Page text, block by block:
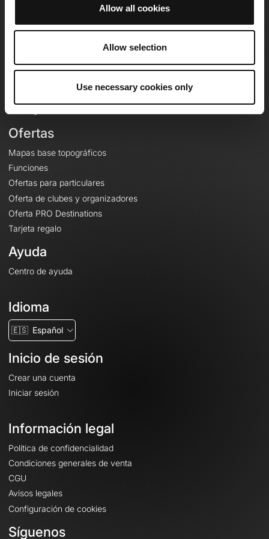
Allow all cookies
Allow selection
Use necessary cookies only
OpenRunner
Empleo
Ofertas
Mapas base topográficos
Funciones
Ofertas para particulares
Oferta de clubes y organizadores
Oferta PRO Destinations
Tarjeta regalo
Ayuda
Centro de ayuda
Idioma
🇪🇸 Español
Inicio de sesión
Crear una cuenta
Iniciar sesión
Información legal
Política de confidencialidad
Condiciones generales de venta
CGU
Avisos legales
Configuración de cookies
Síguenos